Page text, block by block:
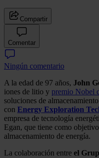
Compartir
Comentar
Ningún comentario
A la edad de 97 años, John
iones de litio y premio Nobel
soluciones de
con Energy Exploration
empresa de tecnología
Egan, que tiene como
almacenamiento de energía.
La colaboración entre el